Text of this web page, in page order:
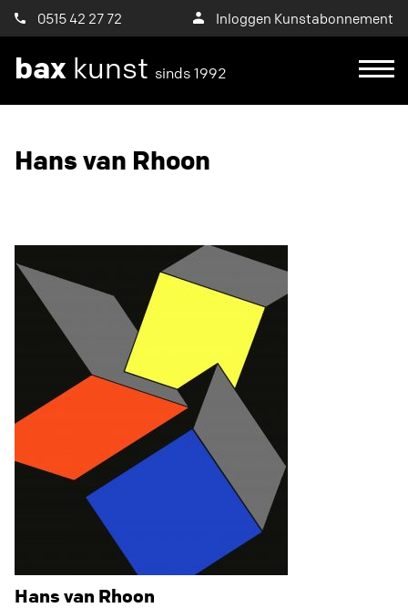
0515 42 27 72 Inloggen Kunstabonnement
bax kunst sinds 1992
Hans van Rhoon
Hans van Rhoon